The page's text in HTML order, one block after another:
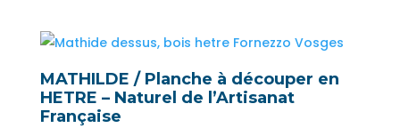
38,00 €
à
49,00 €
MATHILDE / Planche à découper en
HETRE – Naturel de l’Artisanat
Française